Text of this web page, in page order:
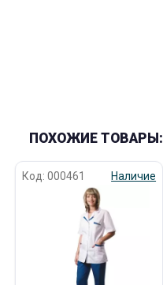
ПОХОЖИЕ ТОВАРЫ:
Код: 000461 Наличие